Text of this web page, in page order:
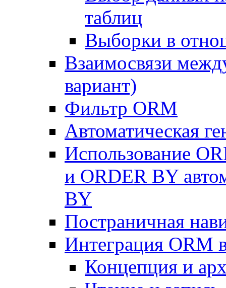
таблиц
Выборки в
Взаимосвязи
вариант)
Фильтр ORM
Автоматическая
Использование
и ORDER BY
BY
Постраничная
Интеграция ORM
Концепция и